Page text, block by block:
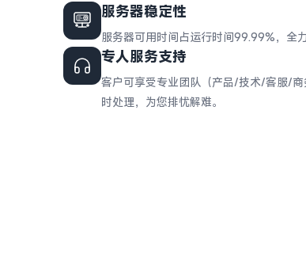
服务器稳定性
服务器可用时间占运行时间99.99%，全
专人服务支持
客户可享受专业团队（产品/技术/客服/
时处理，为您排忧解难。